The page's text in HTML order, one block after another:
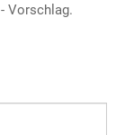
Vorschlag.